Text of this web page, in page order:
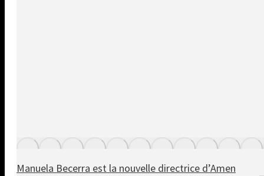
Manuela Becerra est la nouvelle directrice d’Amen